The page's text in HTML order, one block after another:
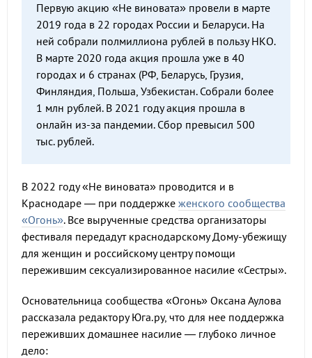
Первую акцию «Не виновата» провели в марте
2019 года в 22 городах России и Беларуси. На
ней собрали полмиллиона рублей в пользу НКО.
В марте 2020 года акция прошла уже в 40
городах и 6 странах (РФ, Беларусь, Грузия,
Финляндия, Польша, Узбекистан. Собрали более
1 млн рублей. В 2021 году акция прошла в
онлайн из-за пандемии. Сбор превысил 500
тыс. рублей.
В 2022 году «Не виновата» проводится и в
Краснодаре — при поддержке женского сообщества
«Огонь». Все вырученные средства организаторы
фестиваля передадут краснодарскому Дому-убежищу
для женщин и российскому центру помощи
пережившим сексуализированное насилие «Сестры».
Основательница сообщества «Огонь» Оксана Аулова
рассказала редактору Юга.ру, что для нее поддержка
переживших домашнее насилие — глубоко личное
дело: